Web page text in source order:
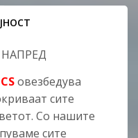
овезбедува
сите
Со нашите
сите